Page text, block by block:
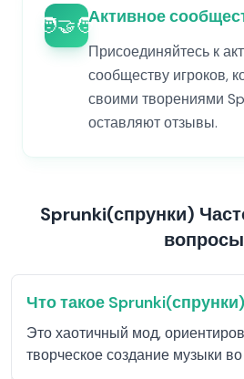
🧑‍🤝‍🧑Активное
Присоединяйтесь к
сообществу игроков,
своими творениями
оставляют отзывы.
Sprunki(спрунки)
вопросы
Что такое
Это хаотичный мод,
творческое создание музыки